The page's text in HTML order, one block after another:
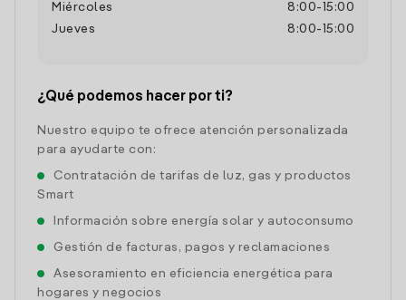
Miércoles
8:00- 15:00
Jueves
8:00- 15:00
¿Qué podemos hacer por ti?
Nuestro equipo te ofrece atención personalizada
para ayudarte con:
Contratación de tarifas de luz, gas y productos
Smart
Información sobre energía solar y autoconsumo
Gestión de facturas, pagos y reclamaciones
Asesoramiento en eficiencia energética para
hogares y negocios